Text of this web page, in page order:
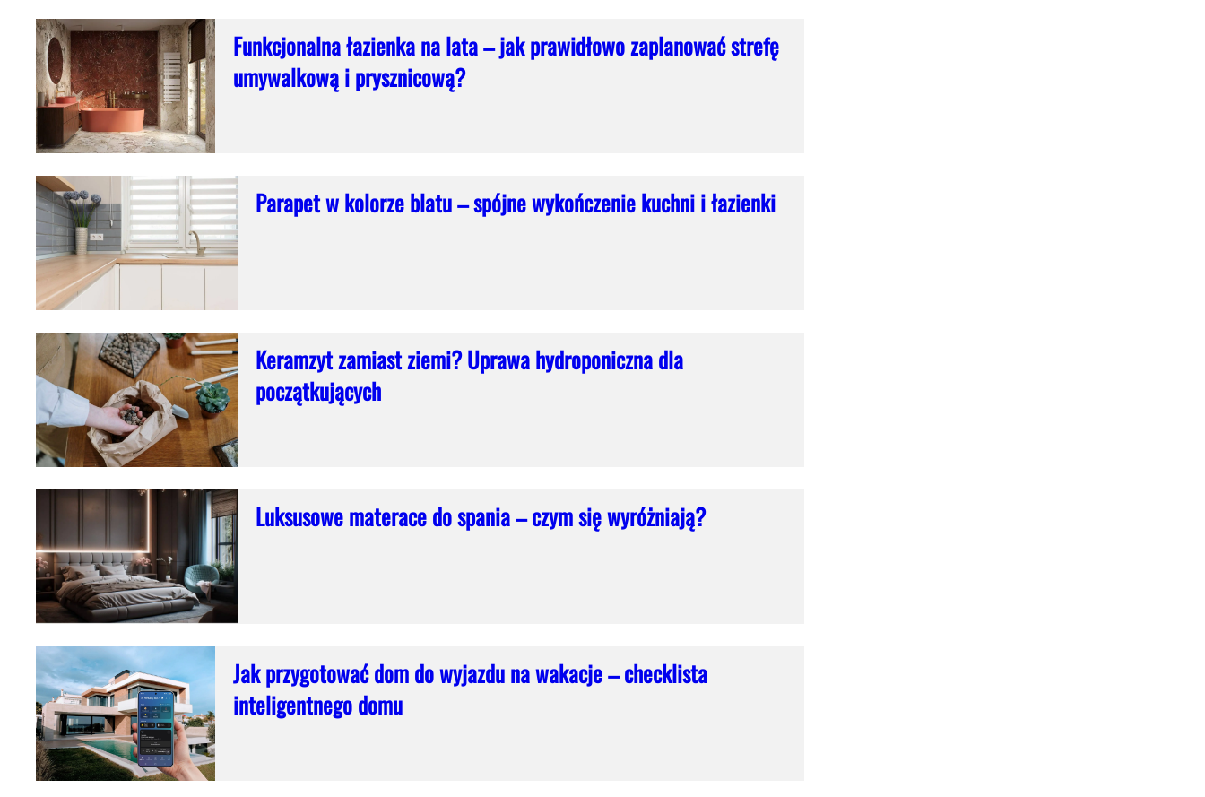
Funkcjonalna łazienka na lata – jak prawidłowo zaplanować strefę
umywalkową i prysznicową?
Parapet w kolorze blatu – spójne wykończenie kuchni i łazienki
Keramzyt zamiast ziemi? Uprawa hydroponiczna dla
początkujących
Luksusowe materace do spania – czym się wyróżniają?
Jak przygotować dom do wyjazdu na wakacje – checklista
inteligentnego domu